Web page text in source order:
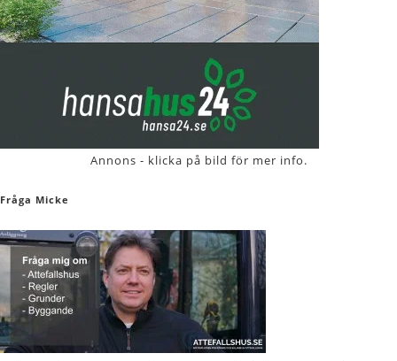
Annons - klicka på bild för mer info.
Fråga Micke